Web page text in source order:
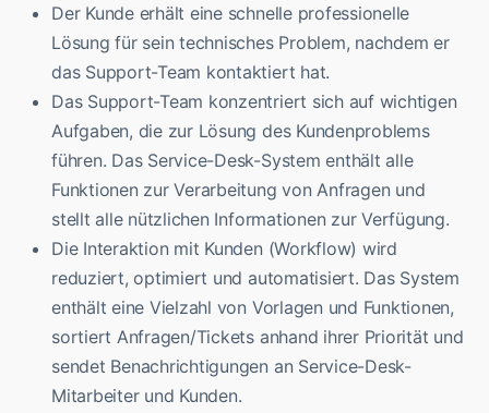
Der Kunde erhält eine schnelle professionelle
Lösung für sein technisches Problem, nachdem er
das Support-Team kontaktiert hat.
Das Support-Team konzentriert sich auf wichtigen
Aufgaben, die zur Lösung des Kundenproblems
führen. Das Service-Desk-System enthält alle
Funktionen zur Verarbeitung von Anfragen und
stellt alle nützlichen Informationen zur Verfügung.
Die Interaktion mit Kunden (Workflow) wird
reduziert, optimiert und automatisiert. Das System
enthält eine Vielzahl von Vorlagen und Funktionen,
sortiert Anfragen/Tickets anhand ihrer Priorität und
sendet Benachrichtigungen an Service-Desk-
Mitarbeiter und Kunden.